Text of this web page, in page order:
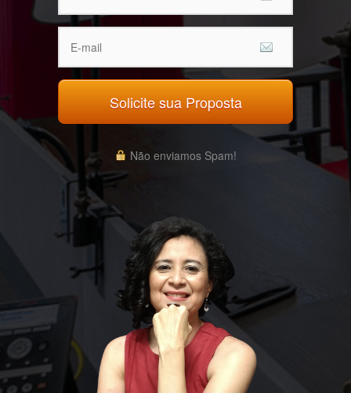
Solicite sua Proposta
Não enviamos Spam!